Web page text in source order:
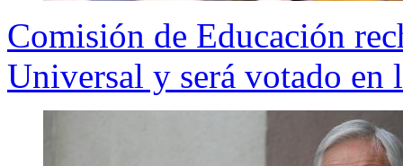
Comisión de Educación
Universal y será votado en